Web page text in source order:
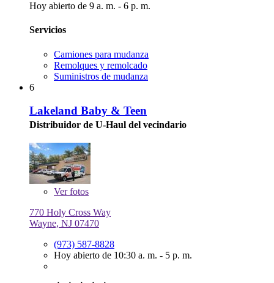
Hoy abierto de 9 a. m. - 6 p. m.
Servicios
Camiones para mudanza
Remolques y remolcado
Suministros de mudanza
6
Lakeland Baby & Teen
Distribuidor de U-Haul del vecindario
Verfotos
770 Holy Cross Way
Wayne, NJ 07470
(973) 587-8828
Hoy abierto de 10:30 a. m. - 5 p. m.